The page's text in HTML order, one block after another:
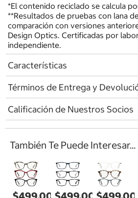
*El contenido reciclado se calcula
**Resultados de pruebas con lana
comparación con versiones
Design Optics. Certificadas por
independiente.
Características
Términos de Entrega y
Calificación de Nuestros Socios
También Te Puede Interesar...